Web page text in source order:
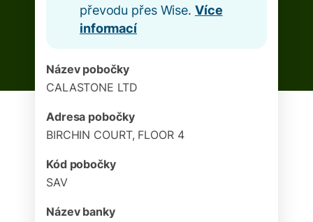
převodu přes Wise. Více
informací
Název pobočky
CALASTONE LTD
Adresa pobočky
BIRCHIN COURT, FLOOR 4
Kód pobočky
SAV
Název banky